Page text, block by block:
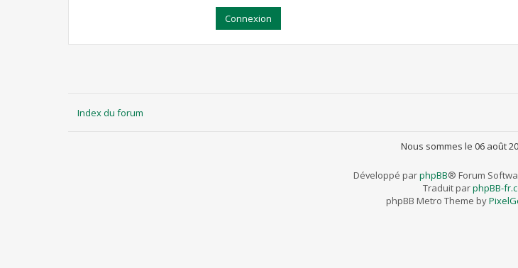
Index du forum
Nous sommes le 06 août
Développé parphpBB® Forum
Traduit parphpBB-
phpBB Metro Theme by